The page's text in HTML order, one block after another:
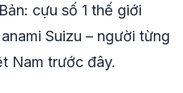
cựu số 1 thế giới
Suizu – người từng
Nam trước đây.